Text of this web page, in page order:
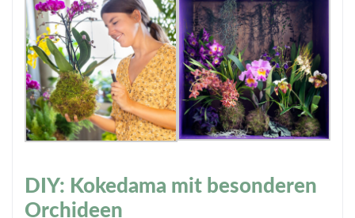
DIY: Kokedama mit besonderen
Orchideen